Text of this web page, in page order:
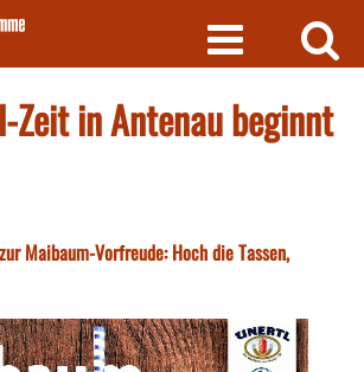
Zeit in Antenau beginnt
Maibaum-Vorfreude: Hoch die Tassen,